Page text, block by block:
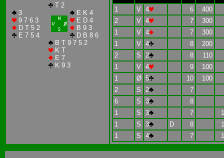
T 2
3
9 7 6 3
D T 5 2
E 7 5 4
E K 4
E D 4
B 9 3
D B 8 6
B T 9 7 5 2
K T
E 7
K 9 3
1 V 4 6
400
2
V 4 7
300
1
V 4 7
300
1
V 4 8
200
2
S 2 8
110
1
V 4 9
100
1
Ø 5 10
100
2
S 2
7
6
S 3
8
1
S 3 7
1
S 3 D 8
1
S 4 7